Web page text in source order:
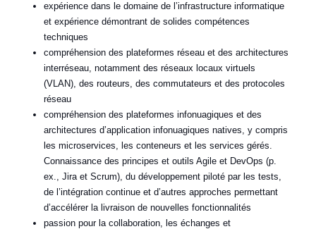
expérience dans le domaine de l’infrastructure informatique
et expérience démontrant de solides compétences
techniques
compréhension des plateformes réseau et des architectures
interréseau, notamment des réseaux locaux virtuels
(VLAN), des routeurs, des commutateurs et des protocoles
réseau
compréhension des plateformes infonuagiques et des
architectures d’application infonuagiques natives, y compris
les microservices, les conteneurs et les services gérés.
Connaissance des principes et outils Agile et DevOps (p.
ex., Jira et Scrum), du développement piloté par les tests,
de l’intégration continue et d’autres approches permettant
d’accélérer la livraison de nouvelles fonctionnalités
passion pour la collaboration, les échanges et